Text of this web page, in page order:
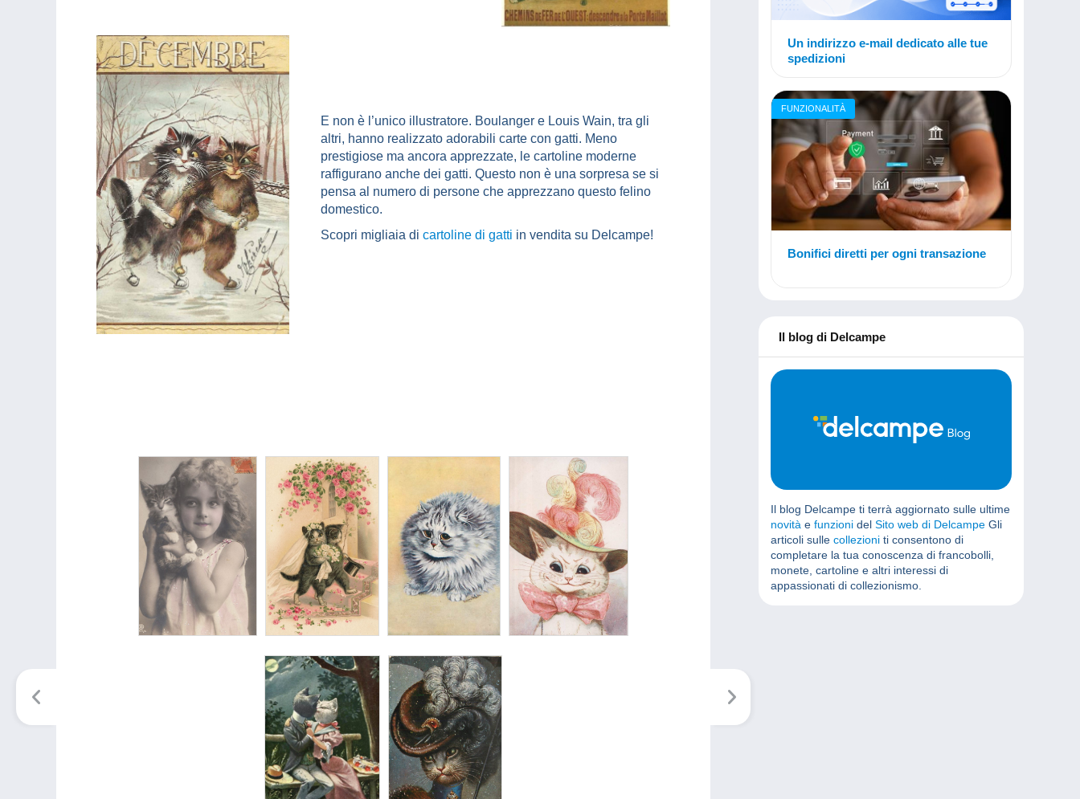
E non è l’unico illustratore. Boulanger e Louis Wain, tra gli
altri, hanno realizzato adorabili carte con gatti. Meno
prestigiose ma ancora apprezzate, le cartoline moderne
raffigurano anche dei gatti. Questo non è una sorpresa se si
pensa al numero di persone che apprezzano questo felino
domestico.
Scopri migliaia di cartoline di gatti in vendita su Delcampe!
Un indirizzo e-mail dedicato alle tue
spedizioni
FUNZIONALITÀ
Bonifici diretti per ogni transazione
Il blog di Delcampe
Il blog Delcampe ti terrà aggiornato sulle ultime
novità e funzioni del Sito web di Delcampe Gli
articoli sulle collezioni ti consentono di
completare la tua conoscenza di francobolli,
monete, cartoline e altri interessi di
appassionati di collezionismo.